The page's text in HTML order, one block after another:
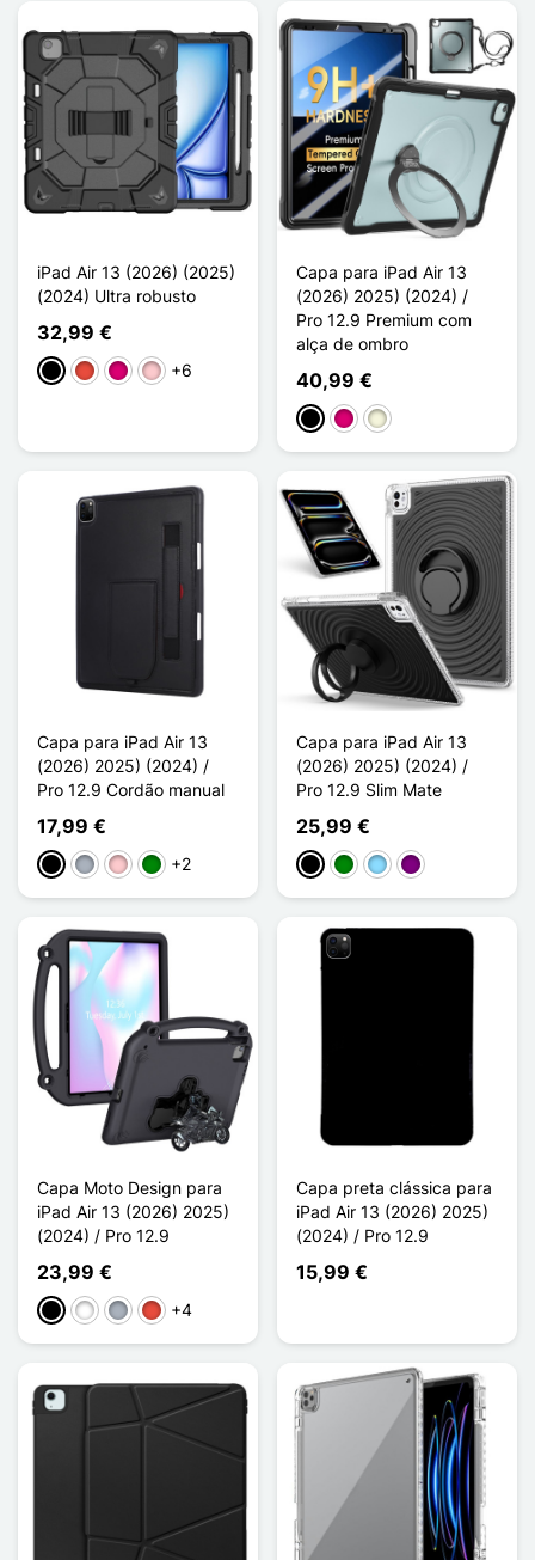
iPad Air 13 (2026) (2025)
(2024) Ultra robusto
32,99 €
PretoVermelho
Magenta
Rosa+6
Capa para iPad Air 13
(2026) 2025) (2024) /
Pro 12.9 Premium com
alça de ombro
40,99 €
PretoMagenta
Bege
Capa para iPad Air 13
(2026) 2025) (2024) /
Pro 12.9 Cordão manual
17,99 €
PretoCinzento
RosaVerde
+2
Capa para iPad Air 13
(2026) 2025) (2024) /
Pro 12.9 Slim Mate
25,99 €
PretoVerdeAzul Claro
Púrpura
Capa Moto Design para
iPad Air 13 (2026) 2025)
(2024) / Pro 12.9
23,99 €
PretoBrancoCinzento
Vermelho
+4
Capa preta clássica para
iPad Air 13 (2026) 2025)
(2024) / Pro 12.9
15,99 €